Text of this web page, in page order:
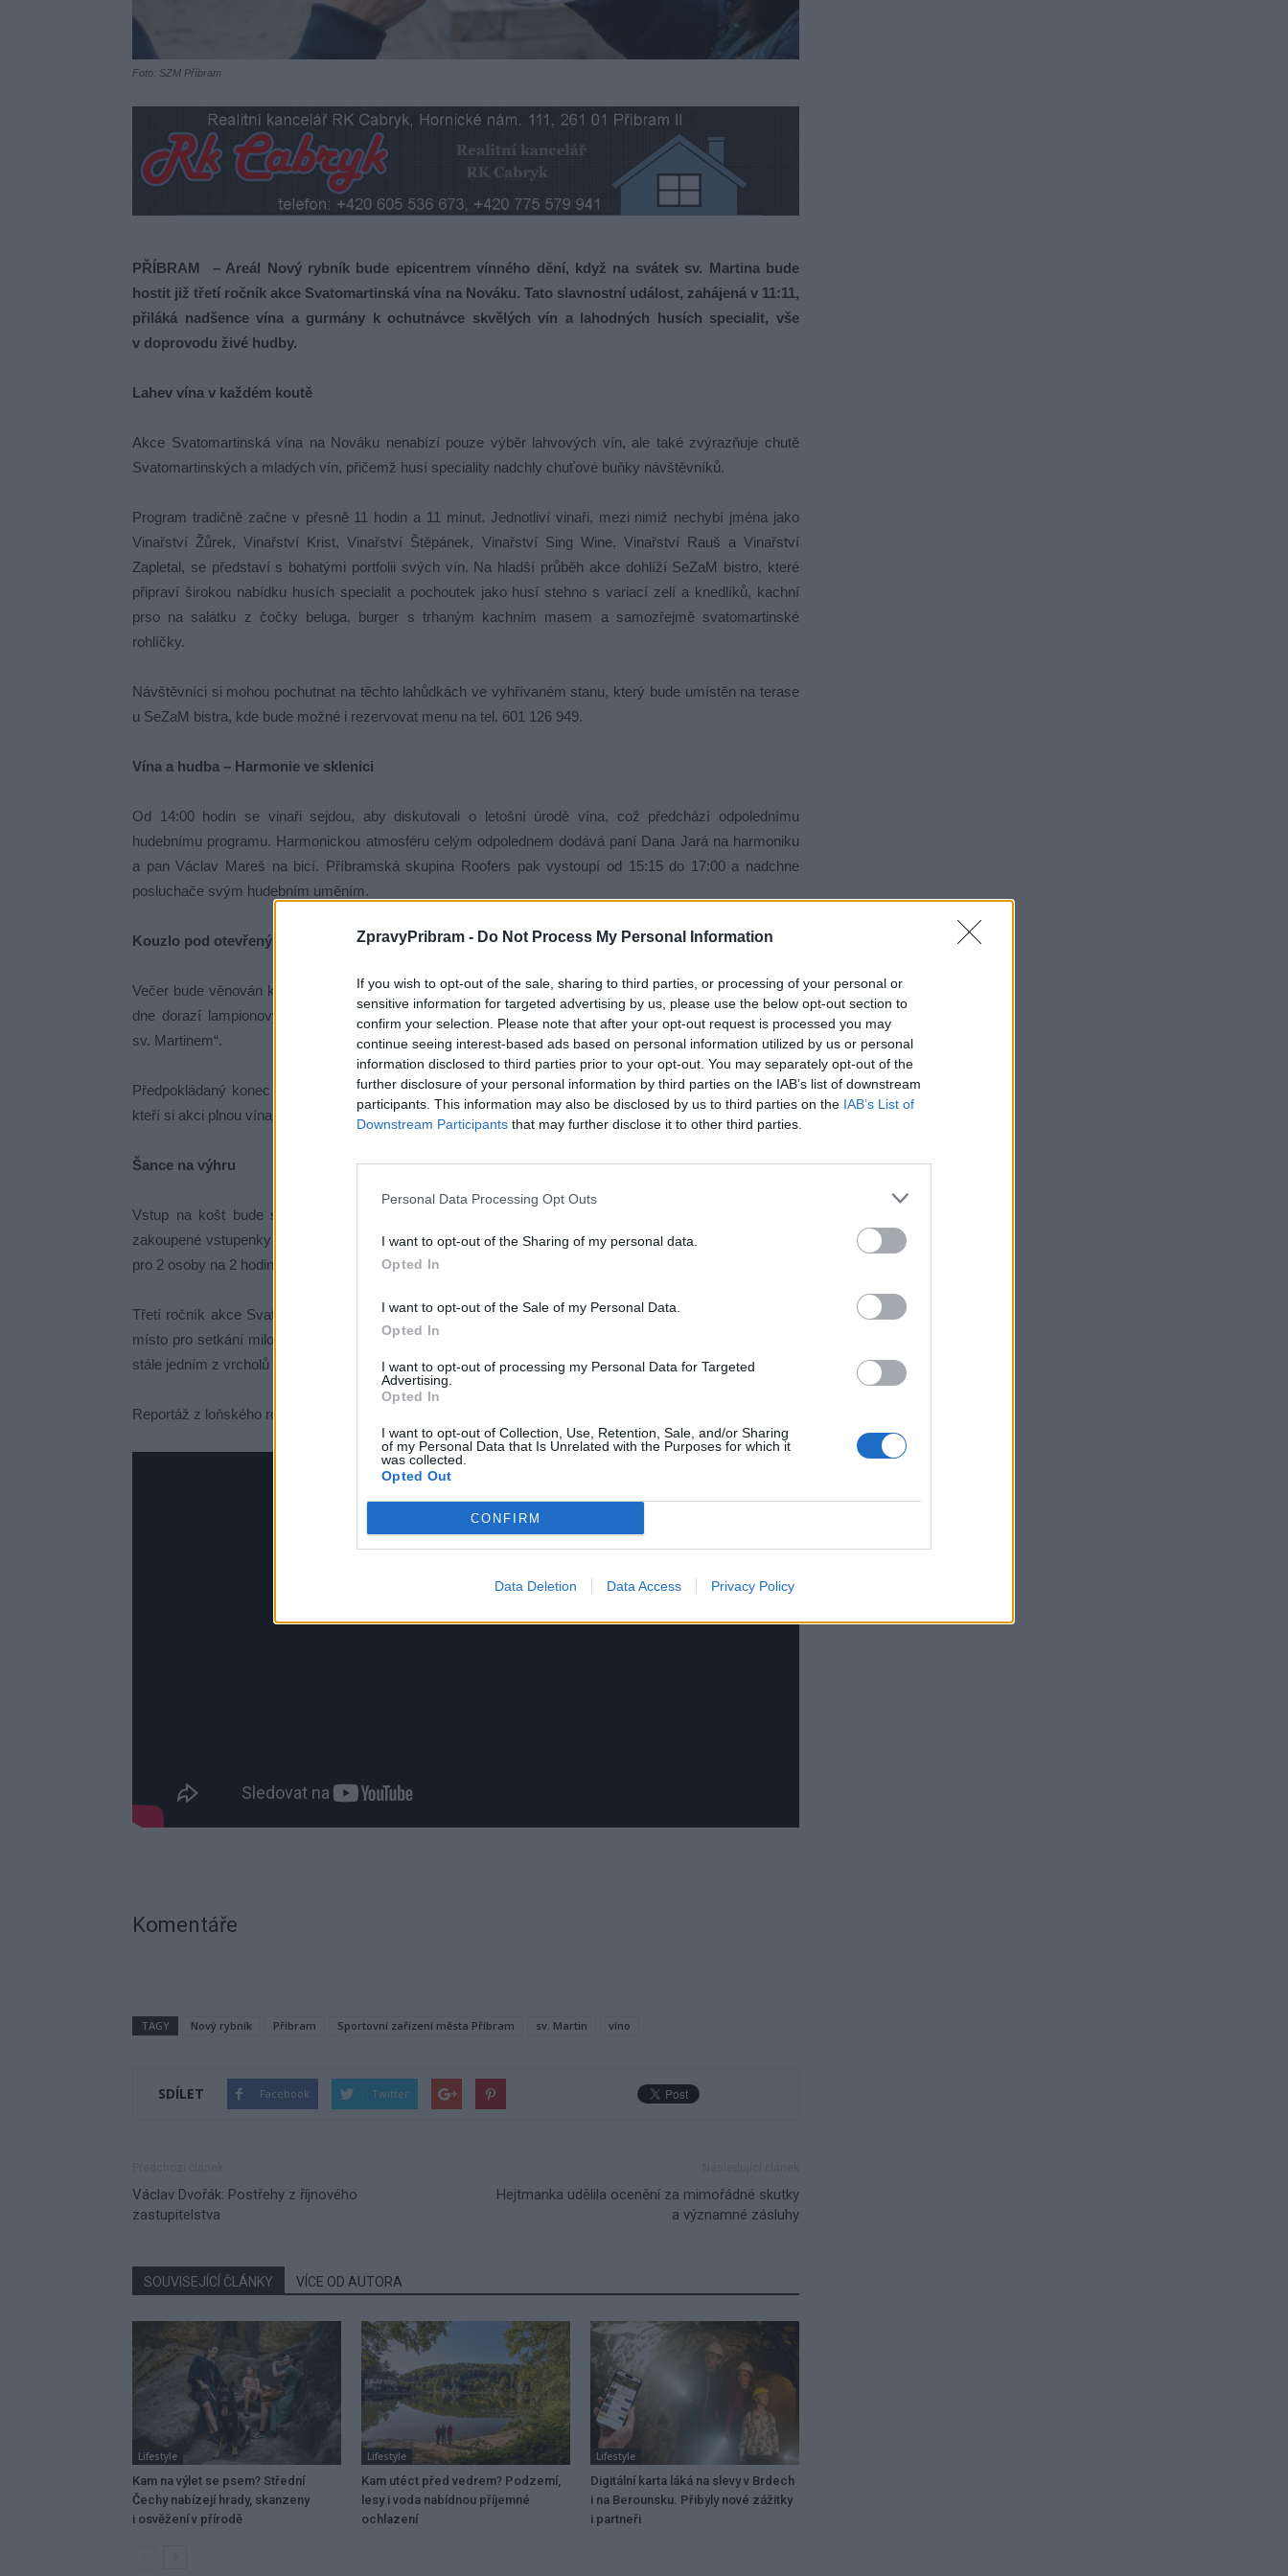
ZpravyPribram - Do Not Process My Personal Information
If you wish to opt-out of the sale, sharing to third parties, or processing of your personal or
sensitive information for targeted advertising by us, please use the below opt-out section to
confirm your selection. Please note that after your opt-out request is processed you may
continue seeing interest-based ads based on personal information utilized by us or personal
information disclosed to third parties prior to your opt-out. You may separately opt-out of the
further disclosure of your personal information by third parties on the IAB’s list of downstream
participants. This information may also be disclosed by us to third parties on the IAB’s List of
Downstream Participants that may further disclose it to other third parties.
Personal Data Processing Opt Outs
I want to opt-out of the Sharing of my personal data.
Opted In
I want to opt-out of the Sale of my Personal Data.
Opted In
I want to opt-out of processing my Personal Data for Targeted
Advertising.
Opted In
I want to opt-out of Collection, Use, Retention, Sale, and/or Sharing
of my Personal Data that Is Unrelated with the Purposes for which it
was collected.
Opted Out
CONFIRM
Data Deletion Data Access Privacy Policy
Foto: SZM Příbram
PŘÍBRAM – Areál Nový rybník bude epicentrem vínného dění, když na svátek sv. Martina bude
hostit již třetí ročník akce Svatomartinská vína na Nováku. Tato slavnostní událost, zahájená v 11:11,
přiláká nadšence vína a gurmány k ochutnávce skvělých vín a lahodných husích specialit, vše
v doprovodu živé hudby.
Lahev vína v každém koutě
Akce Svatomartinská vína na Nováku nenabízí pouze výběr lahvových vín, ale také zvýrazňuje chutě
Svatomartinských a mladých vín, přičemž husí speciality nadchly chuťové buňky návštěvníků.
Program tradičně začne v přesně 11 hodin a 11 minut. Jednotliví vinaři, mezi nimiž nechybí jména jako
Vinařství Žůrek, Vinařství Krist, Vinařství Štěpánek, Vinařství Sing Wine, Vinařství Rauš a Vinařství
Zapletal, se představí s bohatými portfolii svých vín. Na hladší průběh akce dohlíží SeZaM bistro, které
připraví širokou nabídku husích specialit a pochoutek jako husí stehno s variací zelí a knedlíků, kachní
prso na salátku z čočky beluga, burger s trhaným kachním masem a samozřejmě svatomartinské
rohlíčky.
Návštěvníci si mohou pochutnat na těchto lahůdkách ve vyhřívaném stanu, který bude umístěn na terase
u SeZaM bistra, kde bude možné i rezervovat menu na tel. 601 126 949.
Vína a hudba – Harmonie ve sklenici
Od 14:00 hodin se vinaři sejdou, aby diskutovali o letošní úrodě vína, což předchází odpolednímu
hudebnímu programu. Harmonickou atmosféru celým odpolednem dodává paní Dana Jará na harmoniku
a pan Václav Mareš na bicí. Příbramská skupina Roofers pak vystoupí od 15:15 do 17:00 a nadchne
posluchače svým hudebním uměním.
Kouzlo pod otevřeným nebem
Večer bude věnován kouzlu pohádek, které se od 17:00 budou promítat na kamenném podium. Ke konci
dne dorazí lampionový průvod pořádaný Spolkem Prokop, který zahájí akci „Putování se světýlky za
sv. Martinem“.
Předpokládaný konec akce bude stanoven na večerní hodiny, což bude záviset na náladě návštěvníků,
kteří si akci plnou vína, jídla a zábavy evidentně užijí.
Šance na výhru
Vstup na košt bude stát 50 Kč za osobu, s vratnou zálohou 150 Kč na pohárek, což znamená, že
zakoupené vstupenky budou slosovatelné. Výhra bude lákavá – poukázka do privátní Sauny Nový rybník
pro 2 osoby na 2 hodiny včetně jedné lahve vína.
Třetí ročník akce Svatomartinská vína na Nováku na Novém rybníku v Příbrami se ukazuje jako ideální
místo pro setkání milovníků vína, gastronomie a hudby. Tato oslava tradičního Svatomartinského je určitě
stále jedním z vrcholů podzimního kalendáře města.
Reportáž z loňského ročníku:
Komentáře
TAGY Nový rybník Příbram Sportovní zařízení města Příbram sv. Martin víno
SDÍLET Facebook Twitter
Václav Dvořák: Postřehy z říjnového
zastupitelstva
Hejtmanka udělila ocenění za mimořádné skutky
a významné zásluhy
SOUVISEJÍCÍ ČLÁNKY VÍCE OD AUTORA
Lifestyle
Kam na výlet se psem? Střední
Čechy nabízejí hrady, skanzeny
i osvěžení v přírodě
Lifestyle
Kam utéct před vedrem? Podzemí,
lesy i voda nabídnou příjemné
ochlazení
Lifestyle
Digitální karta láká na slevy v Brdech
i na Berounsku. Přibyly nové zážitky
i partneři